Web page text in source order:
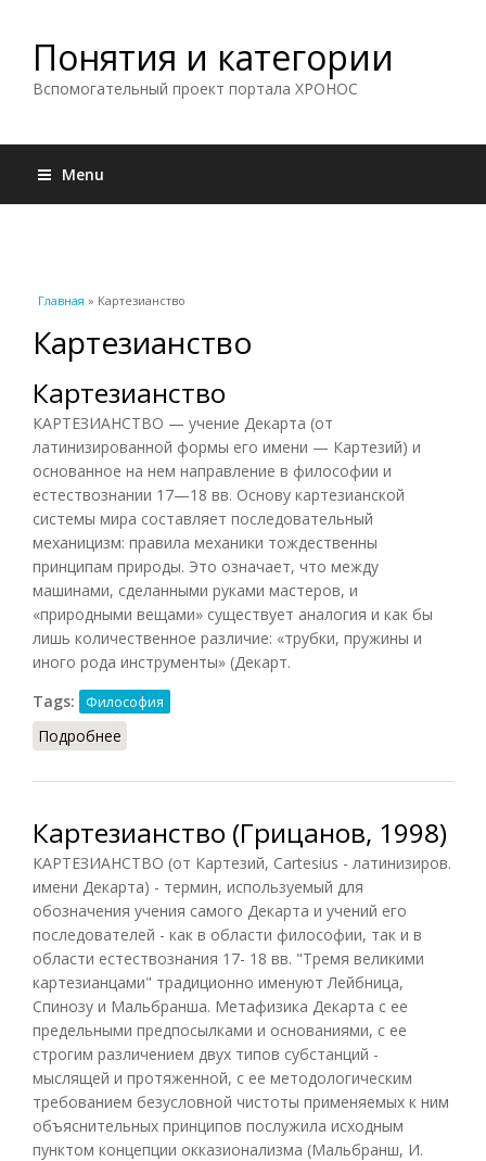
Понятия и категории
Вспомогательный проект портала ХРОНОС
Menu
Вы здесь
Главная » Картезианство
Картезианство
Картезианство
КАРТЕЗИАНСТВО — учение Декарта (от
латинизированной формы его имени — Картезий) и
основанное на нем направление в философии и
естествознании 17—18 вв. Основу картезианской
системы мира составляет последовательный
механицизм: правила механики тождественны
принципам природы. Это означает, что между
машинами, сделанными руками мастеров, и
«природными вещами» существует аналогия и как бы
лишь количественное различие: «трубки, пружины и
иного рода инструменты» (Декарт.
Tags:
Философия
Подробнее
Картезианство (Грицанов, 1998)
КАРТЕЗИАНСТВО (от Картезий, Cartesius - латинизиров.
имени Декарта) - термин, используемый для
обозначения учения самого Декарта и учений его
последователей - как в области философии, так и в
области естествознания 17- 18 вв. "Тремя великими
картезианцами" традиционно именуют Лейбница,
Спинозу и Мальбранша. Метафизика Декарта с ее
предельными предпосылками и основаниями, с ее
строгим различением двух типов субстанций -
мыслящей и протяженной, с ее методологическим
требованием безусловной чистоты применяемых к ним
объяснительных принципов послужила исходным
пунктом концепции окказионализма (Мальбранш, И.